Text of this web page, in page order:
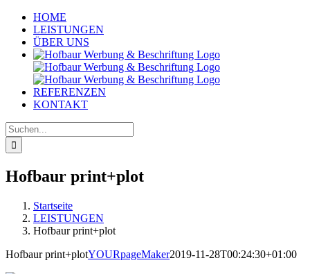
Zum
Inhalt
springen
HOME
LEISTUNGEN
ÜBER UNS
REFERENZEN
KONTAKT
Suche
nach:
Hofbaur print+plot
Startseite
LEISTUNGEN
Hofbaur print+plot
Hofbaur print+plotYOURpageMaker2019-11-28T00:24:30+01:00